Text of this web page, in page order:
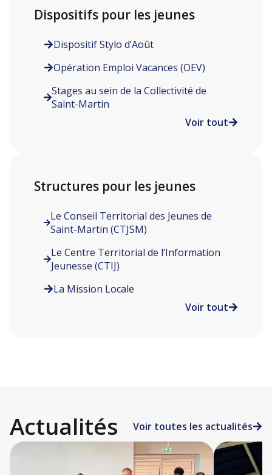
Dispositifs pour les jeunes
Dispositif Stylo d’Août
Opération Emploi Vacances (OEV)
Stages au sein de la Collectivité de
Saint-Martin
Voir tout
Structures pour les jeunes
Le Conseil Territorial des Jeunes de
Saint-Martin (CTJSM)
Le Centre Territorial de l’Information
Jeunesse (CTIJ)
La Mission Locale
Voir tout
Actualités Voir toutes les actualités